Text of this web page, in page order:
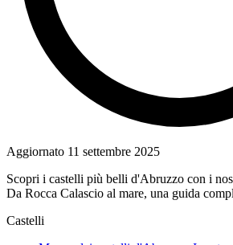
Aggiornato 11 settembre 2025
Scopri i castelli più belli d'Abruzzo con i
Da Rocca Calascio al mare, una guida
Castelli